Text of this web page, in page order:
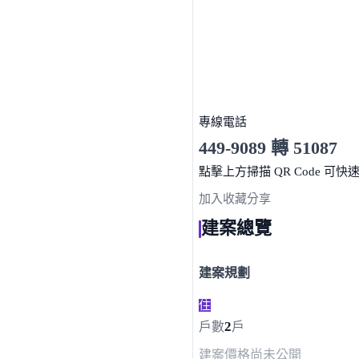
專線電話
449-9089 轉 51087
服務時間 10:00～19:00
加入收藏分享
建案總覽
建案規劃
住
戶數2戶
建案價格尚未公開